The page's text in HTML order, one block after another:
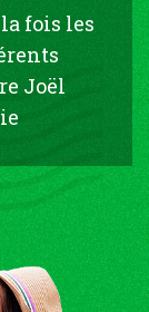
fois les
Joël